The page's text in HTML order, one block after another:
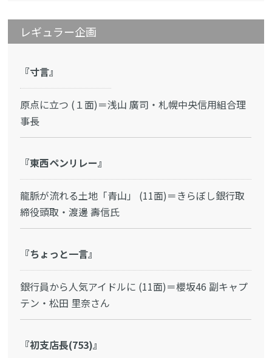
レギュラー企画
『寸言』
原点に立つ (１面)＝浅山 廣司・札幌中央信用組合理
事長
『東西ペンリレー』
龍脈が流れる土地「青山」 (11面)＝きらぼし銀行取
締役頭取・渡邊 壽信氏
『ちょっと一言』
銀行員から人気アイドルに (11面)＝櫻坂46 副キャプ
テン・松田 里奈さん
『初支店長(753)』